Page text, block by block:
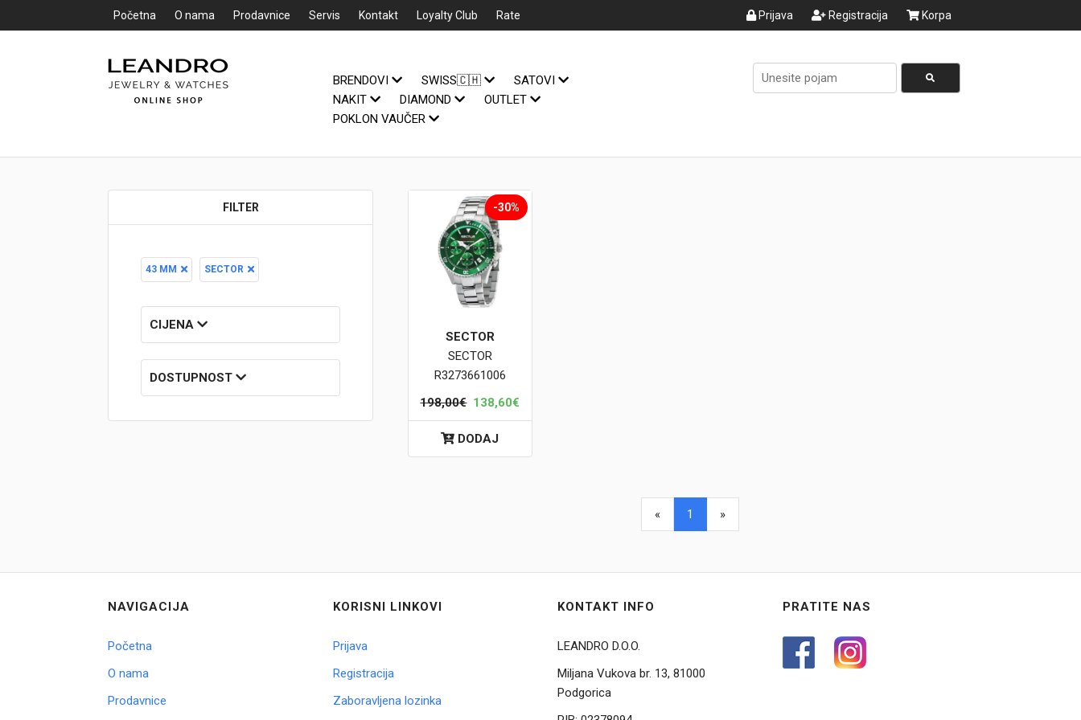
Početna
Loyalty Club
Brendovi
Outlet
POKLON VAUČER
Prijava
Početna O nama Prodavnice Servis Kontakt Loyalty Club Rate Prijava Registracija Korpa
BRENDOVI SWISS🇨🇭
SATOVI
NAKIT
DIAMOND
OUTLET
POKLON VAUČER
FILTER
43 MM SECTOR
CIJENA
DOSTUPNOST
-30%
SECTOR
SECTOR
R3273661006
198,00€ 138,60€
DODAJ
« 1 »
NAVIGACIJA
Početna
O nama
Prodavnice
KORISNI LINKOVI
Prijava
Registracija
Zaboravljena lozinka
KONTAKT INFO
LEANDRO D.O.O.
Miljana Vukova br. 13, 81000
Podgorica
PRATITE NAS